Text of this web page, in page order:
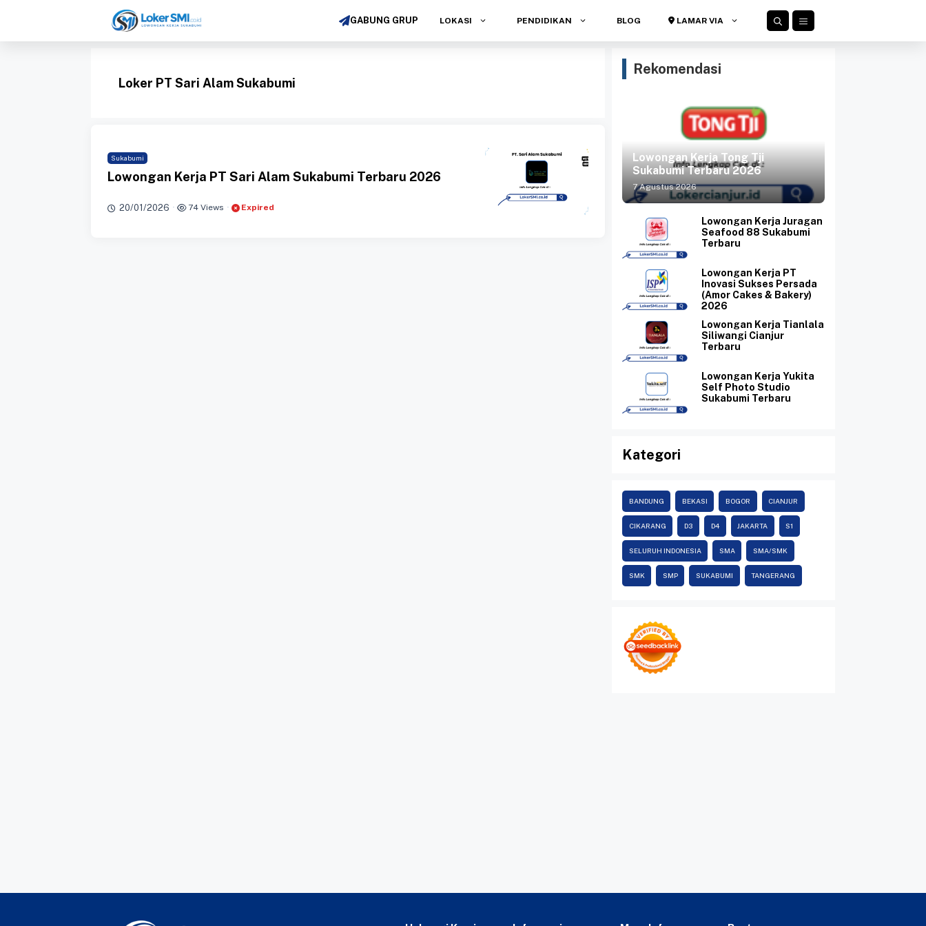
isi
GABUNG GRUP LOKASI PENDIDIKAN BLOG LAMAR VIA
Loker PT Sari Alam Sukabumi
Sukabumi
Lowongan Kerja PT Sari Alam Sukabumi Terbaru 2026
20/01/2026 · 74 Views · Expired
Rekomendasi
Lowongan Kerja Tong Tji
Sukabumi Terbaru 2026
7 Agustus 2026
Lowongan Kerja Juragan
Seafood 88 Sukabumi
Terbaru
Lowongan Kerja PT
Inovasi Sukses Persada
(Amor Cakes & Bakery)
2026
Lowongan Kerja Tianlala
Siliwangi Cianjur
Terbaru
Lowongan Kerja Yukita
Self Photo Studio
Sukabumi Terbaru
Kategori
BANDUNG BEKASI BOGOR CIANJUR
CIKARANG D3 D4 JAKARTA S1
SELURUH INDONESIA SMA SMA/SMK
SMK SMP SUKABUMI TANGERANG